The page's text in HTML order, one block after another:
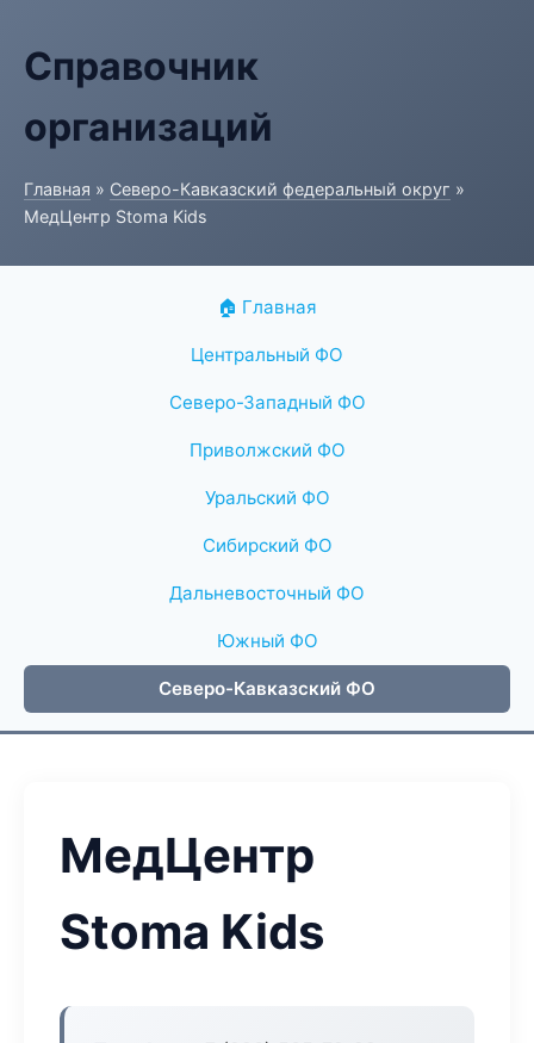
Справочник
организаций
Главная » Северо-Кавказский федеральный округ »
МедЦентр Stoma Kids
🏠 Главная
Центральный ФО
Северо-Западный ФО
Приволжский ФО
Уральский ФО
Сибирский ФО
Дальневосточный ФО
Южный ФО
Северо-Кавказский ФО
МедЦентр
Stoma Kids